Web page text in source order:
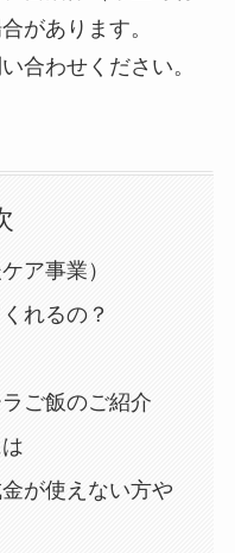
があります。
合わせください。
ア事業）
れるの？
ご飯のご紹介
が使えない方や